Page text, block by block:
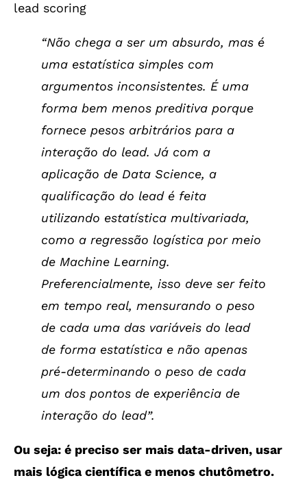
lead scoring
“Não chega a ser um absurdo, mas é
uma estatística simples com
argumentos inconsistentes. É uma
forma bem menos preditiva porque
fornece pesos arbitrários para a
interação do lead. Já com a
aplicação de Data Science, a
qualificação do lead é feita
utilizando estatística multivariada,
como a regressão logística por meio
de Machine Learning.
Preferencialmente, isso deve ser feito
em tempo real, mensurando o peso
de cada uma das variáveis do lead
de forma estatística e não apenas
pré-determinando o peso de cada
um dos pontos de experiência de
interação do lead”.
Ou seja: é preciso ser mais data-driven, usar
mais lógica científica e menos chutômetro.